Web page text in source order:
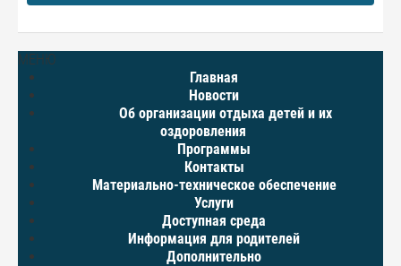
МЕНЮ
Главная
Новости
Об организации отдыха детей и их
оздоровления
Программы
Контакты
Материально-техническое обеспечение
Услуги
Доступная среда
Информация для родителей
Дополнительно